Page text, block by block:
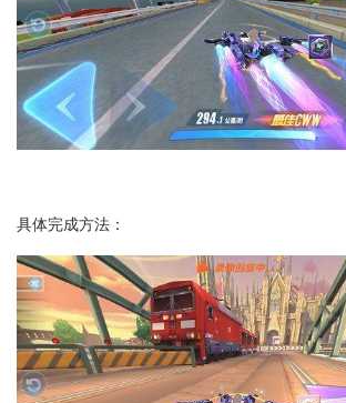
具体完成方法：